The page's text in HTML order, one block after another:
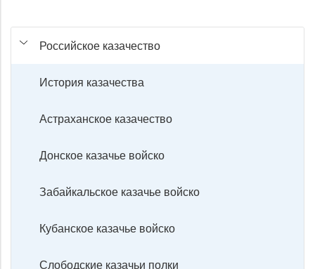
Российское казачество
История казачества
Астраханское казачество
Донское казачье войско
Забайкальское казачье войско
Кубанское казачье войско
Слободские казачьи полки